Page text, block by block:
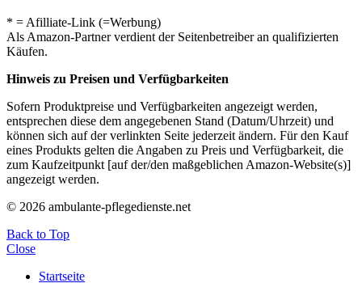
* = Afilliate-Link (=Werbung)
Als Amazon-Partner verdient der Seitenbetreiber an qualifizierten
Käufen.
Hinweis zu Preisen und Verfügbarkeiten
Sofern Produktpreise und Verfügbarkeiten angezeigt werden,
entsprechen diese dem angegebenen Stand (Datum/Uhrzeit) und
können sich auf der verlinkten Seite jederzeit ändern. Für den Kauf
eines Produkts gelten die Angaben zu Preis und Verfügbarkeit, die
zum Kaufzeitpunkt [auf der/den maßgeblichen Amazon-Website(s)]
angezeigt werden.
© 2026 ambulante-pflegedienste.net
Back to Top
Close
Startseite